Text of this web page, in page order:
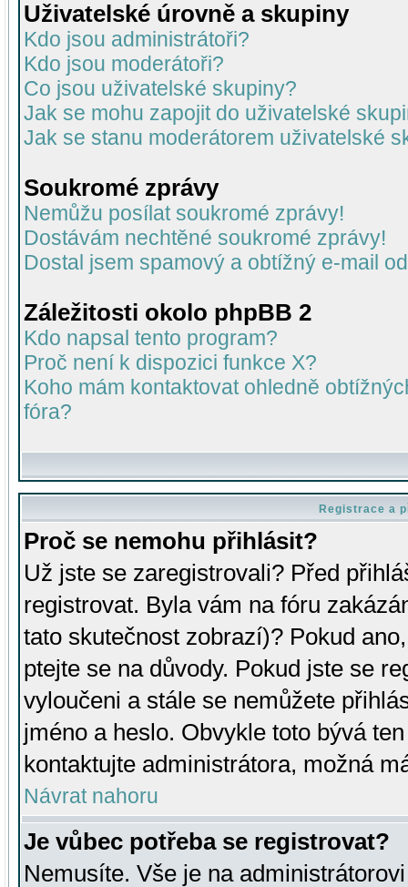
Uživatelské úrovně a skupiny
Kdo jsou administrátoři?
Kdo jsou moderátoři?
Co jsou uživatelské skupiny?
Jak se mohu zapojit do uživatelské
Jak se stanu moderátorem uživatelské
Soukromé zprávy
Nemůžu posílat soukromé zprávy!
Dostávám nechtěné soukromé zprávy!
Dostal jsem spamový a obtížný e-mail
Záležitosti okolo phpBB 2
Kdo napsal tento program?
Proč není k dispozici funkce X?
Koho mám kontaktovat ohledně
fóra?
Registrace a
Proč se nemohu přihlásit?
Už jste se zaregistrovali? Před
registrovat. Byla vám na fóru
tato skutečnost zobrazí)? Pokud
ptejte se na důvody. Pokud jste se
vyloučeni a stále se nemůžete
jméno a heslo. Obvykle toto bývá
kontaktujte administrátora, možná
Návrat nahoru
Je vůbec potřeba se registrovat?
Nemusíte. Vše je na